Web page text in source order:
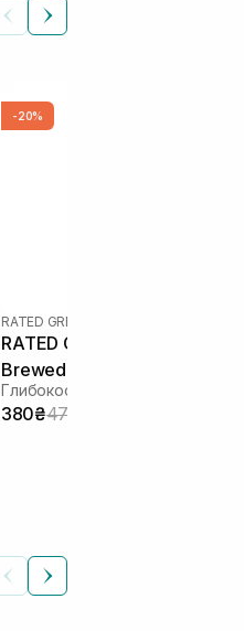
-20%
RATED GREEN
RATED GREEN Real Mary
Brewed Rosemary Exfoliating
Scalp Shampoo 100 мл
380₴475₴